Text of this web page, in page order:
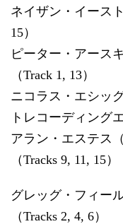
ネイザン・イース
15）
ピーター・アース
（Track 1, 13）
ニコラス・エシッ
トレコーディング
アラン・エステス
（Tracks 9, 11, 15）
グレッグ・フィー
（Tracks 2, 4, 6）